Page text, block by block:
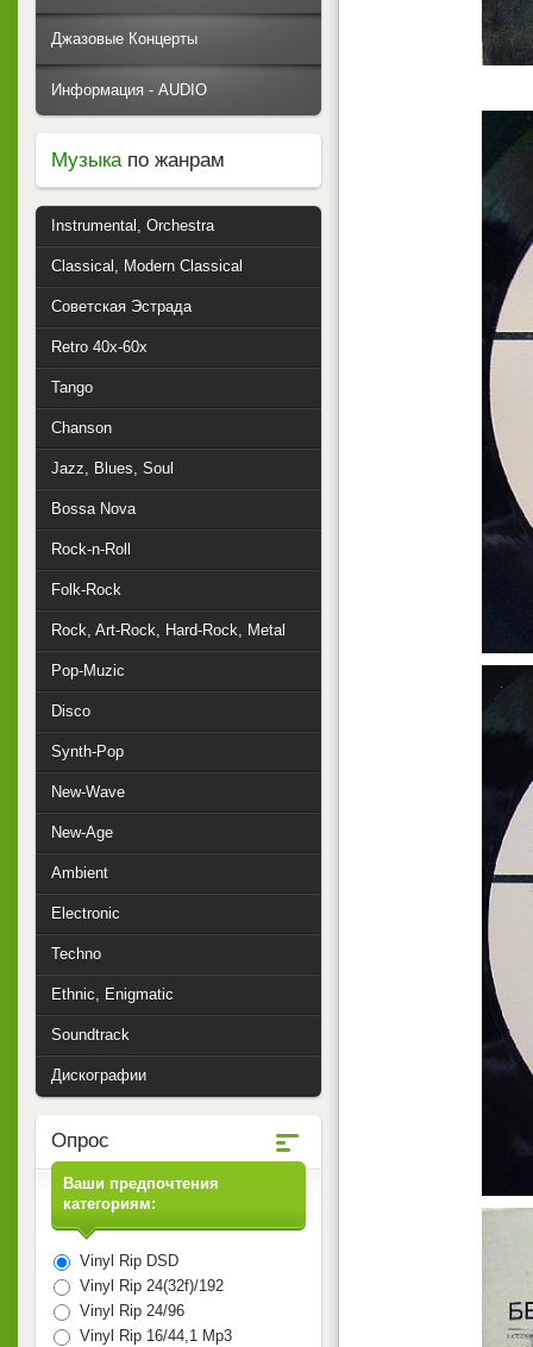
Джазовые Концерты
Информация - AUDIO
Музыкапо жанрам
Instrumental, Orchestra
Classical, Modern Classical
Советская Эстрада
Retro 40x-60x
Tango
Chanson
Jazz, Blues, Soul
Bossa Nova
Rock-n-Roll
Folk-Rock
Rock, Art-Rock, Hard-Rock, Metal
Pop-Muzic
Disco
Synth-Pop
New-Wave
New-Age
Ambient
Electronic
Techno
Ethnic, Enigmatic
Soundtrack
Дискографии
Опрос
Ваши предпочтения
категориям:
Vinyl Rip DSD
Vinyl Rip 24(32f)/192
Vinyl Rip 24/96
Vinyl Rip 16/44,1 Mp3